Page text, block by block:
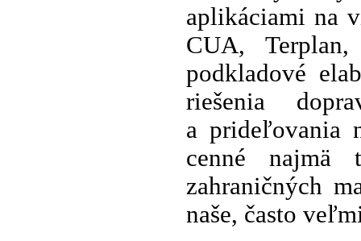
aplikáciami na
CUA,
podkladové
riešenia
a prideľovania
cenné najmä
zahraničných
naše, často